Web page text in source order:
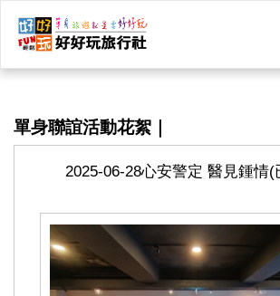
單身聯誼活動花絮｜
2025-06-28心安警定 醫見鍾情(